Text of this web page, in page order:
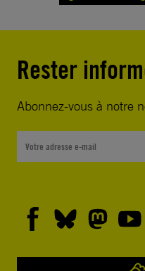
Rester
Abonnez-vous à notre